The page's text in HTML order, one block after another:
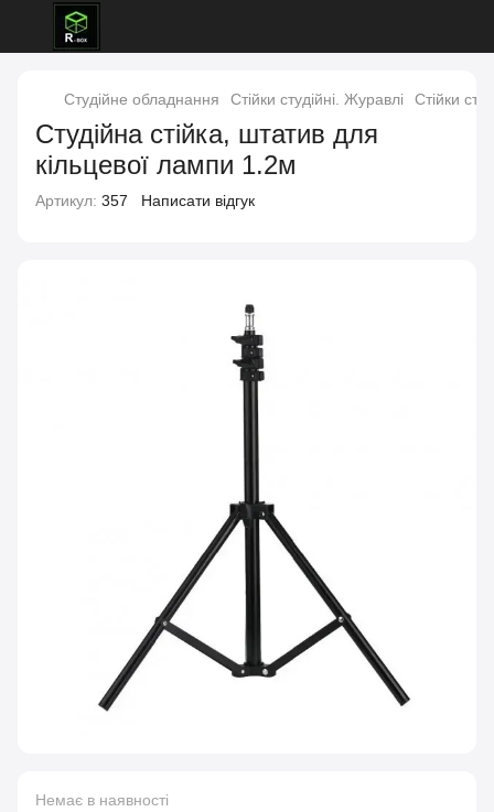
Студійне обладнання Стійки студійні. Журавлі Стійки
Студійна стійка, штатив для
кільцевої лампи 1.2м
Артикул: 357 Написати відгук
Немає в наявності